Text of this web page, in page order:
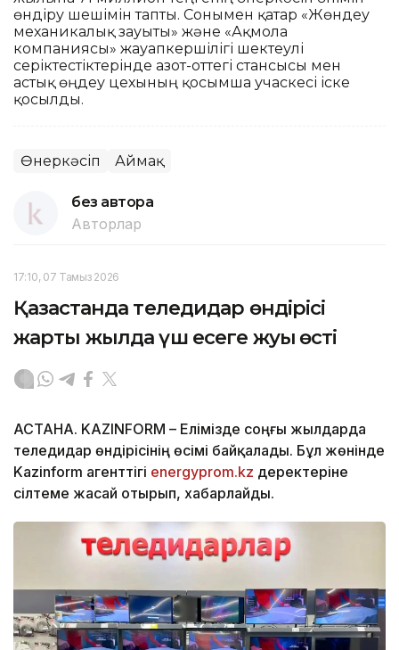
өндіру шешімін тапты. Сонымен қатар «Жөндеу
механикалық зауыты» және «Ақмола
компаниясы» жауапкершілігі шектеулі
серіктестіктерінде азот-оттегі стансысы мен
астық өңдеу цехының қосымша учаскесі іске
қосылды.
Өнеркәсіп Аймақ
без автора
Авторлар
17:10, 07 Тамыз 2026
Қазақстанда теледидар өндірісі
жарты жылда үш есеге жуық өсті
АСТАНА. KAZINFORM – Елімізде соңғы жылдарда
теледидар өндірісінің өсімі байқалады. Бұл жөнінде
Kazinform агенттігі energyprom.kz деректеріне
сілтеме жасай отырып, хабарлайды.